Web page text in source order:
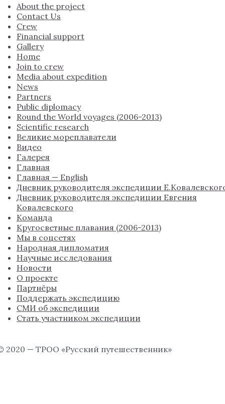
About the project
Contact Us
Crew
Financial support
Gallery
Home
Join to crew
Media about expedition
News
Partners
Public diplomacy
Round the World voyages (2006-2013)
Scientific research
Великие мореплаватели
Видео
Галерея
Главная
Главная — English
Дневник руководителя экспедиции
Дневник руководителя экспедиции Евгения
Ковалевского
Команда
Кругосветные плавания (2006-2013)
Мы в соцсетях
Народная дипломатия
Научные исследования
Новости
О проекте
Партнёры
Поддержать экспедицию
СМИ об экспедиции
Стать участником экспедиции
2020 — ТРОО «Русский путешественник»